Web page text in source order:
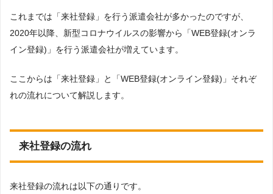
これまでは「来社登録」を行う派遣会社が多かったのですが、
2020年以降、新型コロナウイルスの影響から「WEB登録(オンラ
イン登録)」を行う派遣会社が増えています。
ここからは「来社登録」と「WEB登録(オンライン登録)」それぞ
れの流れについて解説します。
来社登録の流れ
来社登録の流れは以下の通りです。